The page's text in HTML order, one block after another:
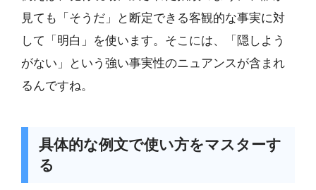
見ても「そうだ」と断定できる客観的な事実に対
して「明白」を使います。そこには、「隠しよう
がない」という強い事実性のニュアンスが含まれ
るんですね。
具体的な例文で使い方をマスターす
る